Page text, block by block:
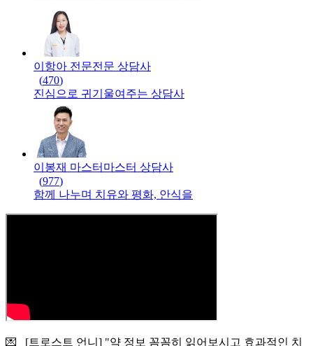
이항아 전문전문 상담사
(470)
진심으로 귀기울여주는 상담사
이봉재 마스터 마스터 상담사
(977)
함께 나누며 치유와 평화, 안식을
💌 [트로스트 언니] "약 정보 꼼꼼히 읽어보시고 효과적인 치